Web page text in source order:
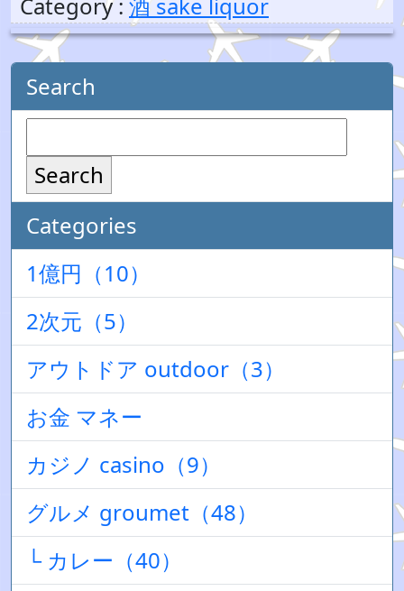
Search
Search
Categories
1億円（10）
2次元（5）
アウトドア outdoor（3）
お金 マネー
カジノ casino（9）
グルメ groumet（48）
└ カレー（40）